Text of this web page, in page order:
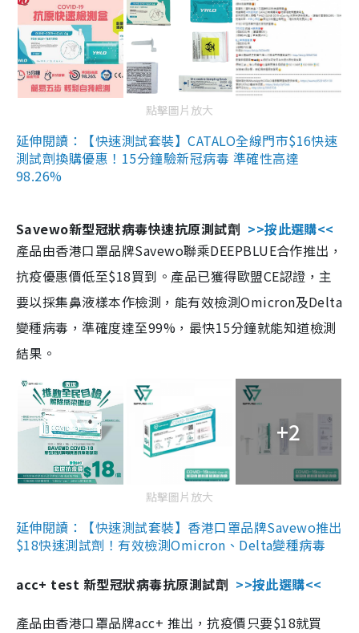
點擊圖片放大
延伸閱讀：【快速測試套裝】CATALO全線門市$16快速
測試劑換購優惠！15分鐘驗新冠病毒 準確性高達
98.26%
Savewo新型冠狀病毒快速抗原測試劑 >>按此選購<<
產品由香港口罩品牌Savewo聯乘DEEPBLUE合作推出，
抗疫優惠價低至$18買到。產品已獲得歐盟CE認證，主
要以採集鼻液樣本作檢測，能有效檢測Omicron及Delta
變種病毒，準確度達至99%，最快15分鐘就能知道檢測
結果。
+2
點擊圖片放大
延伸閱讀：【快速測試套裝】香港口罩品牌Savewo推出
$18快速測試劑！有效檢測Omicron、Delta變種病毒
acc+ test 新型冠狀病毒抗原測試劑 >>按此選購<<
產品由香港口罩品牌acc+ 推出，抗疫價只要$18就買